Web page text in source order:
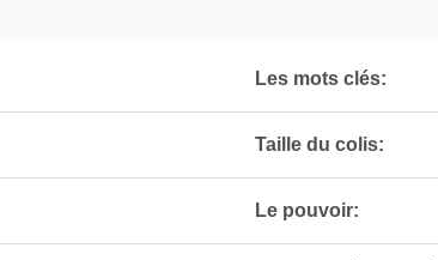
Les mots clés:
Taille du colis:
Le pouvoir: